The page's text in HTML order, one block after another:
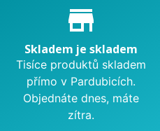
Proč nakupovat u nás?
store_mall_directory
Skladem je skladem
Tisíce produktů skladem
přímo v Pardubicích.
Objednáte dnes, máte
zítra.